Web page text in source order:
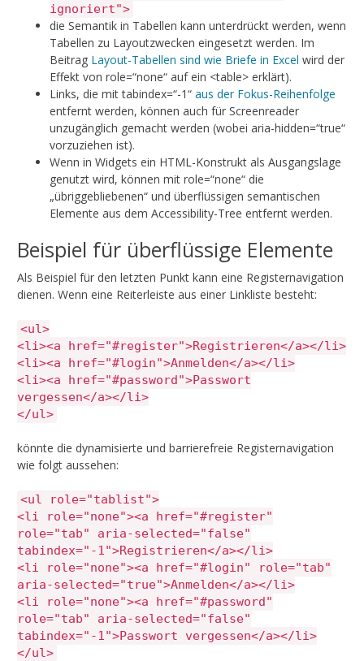
ignoriert">
die Semantik in Tabellen kann unterdrückt werden, wenn
Tabellen zu Layoutzwecken eingesetzt werden. Im
Beitrag Layout-Tabellen sind wie Briefe in Excel wird der
Effekt von role=“none“ auf ein <table> erklärt).
Links, die mit tabindex=“-1“ aus der Fokus-Reihenfolge
entfernt werden, können auch für Screenreader
unzugänglich gemacht werden (wobei aria-hidden=“true“
vorzuziehen ist).
Wenn in Widgets ein HTML-Konstrukt als Ausgangslage
genutzt wird, können mit role=“none“ die
„übriggebliebenen“ und überflüssigen semantischen
Elemente aus dem Accessibility-Tree entfernt werden.
Beispiel für überflüssige Elemente
Als Beispiel für den letzten Punkt kann eine Registernavigation
dienen. Wenn eine Reiterleiste aus einer Linkliste besteht:
<ul>
<li><a href="#register">Registrieren</a></li>
<li><a href="#login">Anmelden</a></li>
<li><a href="#password">Passwort
vergessen</a></li>
</ul>
könnte die dynamisierte und barrierefreie Registernavigation
wie folgt aussehen:
<ul role="tablist">
<li role="none"><a href="#register"
role="tab" aria-selected="false"
tabindex="-1">Registrieren</a></li>
<li role="none"><a href="#login" role="tab"
aria-selected="true">Anmelden</a></li>
<li role="none"><a href="#password"
role="tab" aria-selected="false"
tabindex="-1">Passwort vergessen</a></li>
</ul>